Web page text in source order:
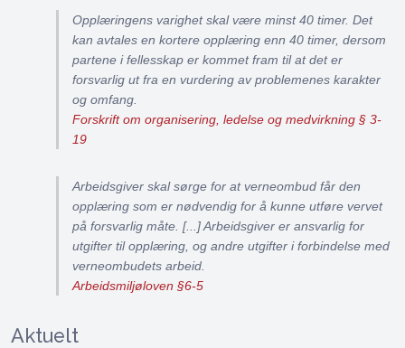
Opplæringens varighet skal være minst 40 timer. Det
kan avtales en kortere opplæring enn 40 timer, dersom
partene i fellesskap er kommet fram til at det er
forsvarlig ut fra en vurdering av problemenes karakter
og omfang.
Forskrift om organisering, ledelse og medvirkning § 3-
19
Arbeidsgiver skal sørge for at verneombud får den
opplæring som er nødvendig for å kunne utføre vervet
på forsvarlig måte. [...] Arbeidsgiver er ansvarlig for
utgifter til opplæring, og andre utgifter i forbindelse med
verneombudets arbeid.
Arbeidsmiljøloven §6-5
Aktuelt